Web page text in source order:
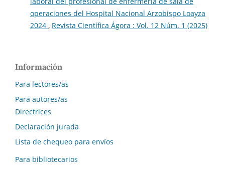
operaciones del Hospital Nacional Arzobispo Loayza
2024 , Revista Científica Ágora : Vol. 12 Núm. 1 (2025)
Información
Para lectores/as
Para autores/as
Directrices
Declaración jurada
Lista de chequeo para envíos
Para bibliotecarios